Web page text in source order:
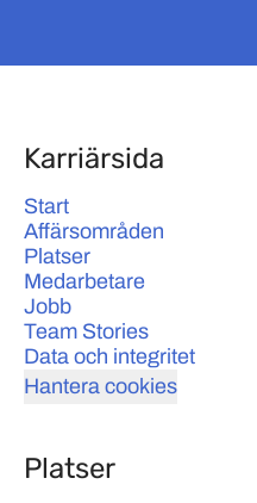
Karriärsida
Start
Affärsområden
Platser
Medarbetare
Jobb
Team Stories
Data och integritet
Hantera cookies
Platser